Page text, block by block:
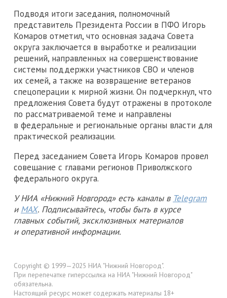
Подводя итоги заседания, полномочный
представитель Президента России в ПФО Игорь
Комаров отметил, что основная задача Совета
округа заключается в выработке и реализации
решений, направленных на совершенствование
системы поддержки участников СВО и членов
их семей, а также на возвращение ветеранов
спецоперации к мирной жизни. Он подчеркнул, что
предложения Совета будут отражены в протоколе
по рассматриваемой теме и направлены
в федеральные и региональные органы власти для
практической реализации.
Перед заседанием Совета Игорь Комаров провел
совещание с главами регионов Приволжского
федерального округа.
У НИА «Нижний Новгород» есть каналы в Telegram
и MAX. Подписывайтесь, чтобы быть в курсе
главных событий, эксклюзивных материалов
и оперативной информации.
Copyright © 1999—2025 НИА "Нижний Новгород".
При перепечатке гиперссылка на НИА "Нижний Новгород"
обязательна.
Настоящий ресурс может содержать материалы 18+